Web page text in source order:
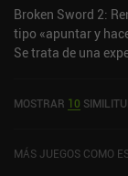
Broken Sword 2:
tipo «apuntar y
Se trata de una
actualmente con
MOSTRAR 10
MÁS JUEGOS COMO